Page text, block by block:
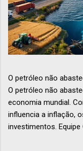
O petróleo não
O petróleo não
economia mundial.
influencia a inflação,
investimentos. Equipe